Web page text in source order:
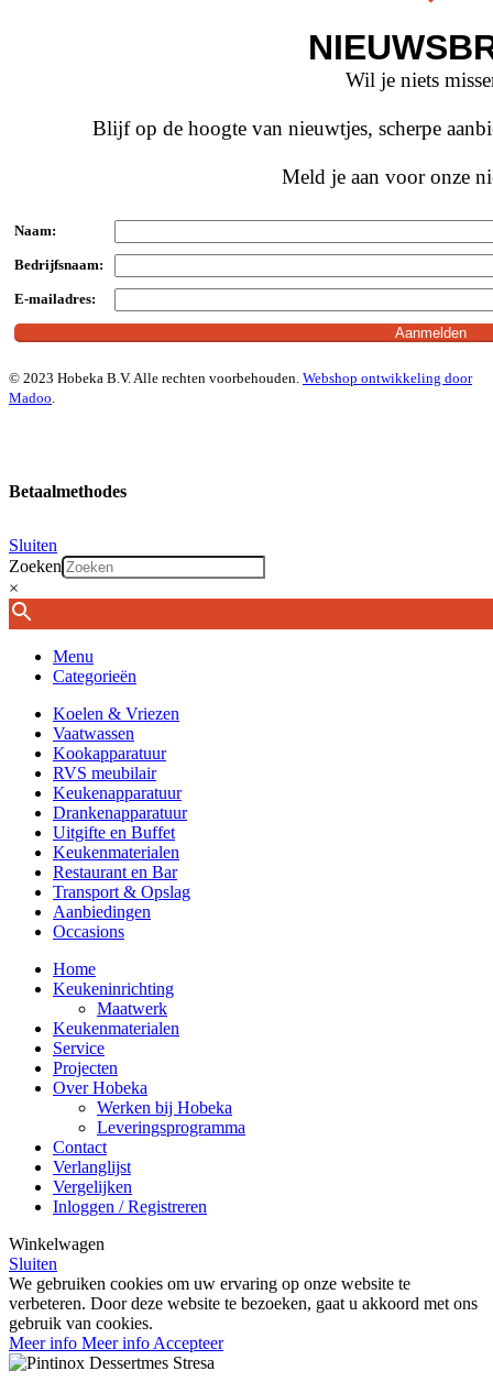
Wil je niets
Blijf op de hoogte van nieuwtjes, scherpe
Meld je aan voor onze
Naam:
Bedrijfsnaam:
E-mailadres:
© 2023 Hobeka B.V. Alle rechten voorbehouden. Webshop ontwikkeling door
Madoo.
Betaalmethodes
Sluiten
Zoeken
×
Menu
Categorieën
Koelen & Vriezen
Vaatwassen
Kookapparatuur
RVS meubilair
Keukenapparatuur
Drankenapparatuur
Uitgifte en Buffet
Keukenmaterialen
Restaurant en Bar
Transport & Opslag
Aanbiedingen
Occasions
Home
Keukeninrichting
Maatwerk
Keukenmaterialen
Service
Projecten
Over Hobeka
Werken bij Hobeka
Leveringsprogramma
Contact
Verlanglijst
Vergelijken
Inloggen / Registreren
Winkelwagen
Sluiten
We gebruiken cookies om uw ervaring op onze website te
verbeteren. Door deze website te bezoeken, gaat u akkoord met ons
gebruik van cookies.
Meer info Meer info Accepteer